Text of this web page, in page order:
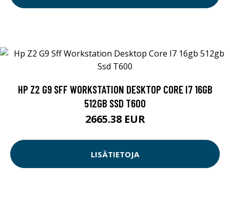
HP Z2 G9 SFF WORKSTATION DESKTOP CORE I7 16GB
512GB SSD T600
2665.38 EUR
LISÄTIETOJA